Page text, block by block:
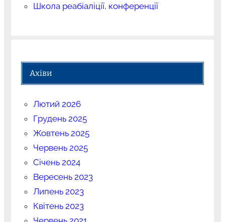
Школа реабіаліції, конференції
Ахіви
Лютий 2026
Грудень 2025
Жовтень 2025
Червень 2025
Січень 2024
Вересень 2023
Липень 2023
Квітень 2023